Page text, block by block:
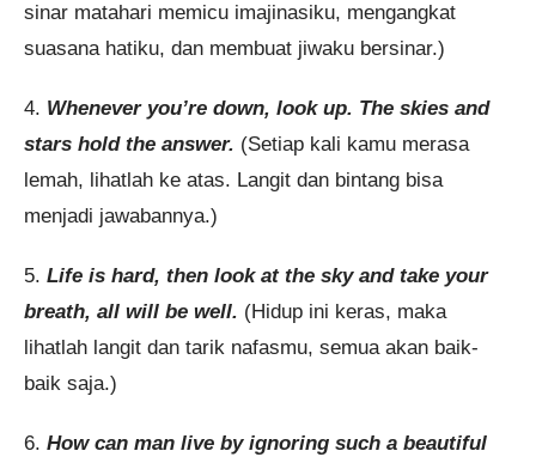
sinar matahari memicu imajinasiku, mengangkat
suasana hatiku, dan membuat jiwaku bersinar.)
4. Whenever you’re down, look up. The skies and
stars hold the answer. (Setiap kali kamu merasa
lemah, lihatlah ke atas. Langit dan bintang bisa
menjadi jawabannya.)
5. Life is hard, then look at the sky and take your
breath, all will be well. (Hidup ini keras, maka
lihatlah langit dan tarik nafasmu, semua akan baik-
baik saja.)
6. How can man live by ignoring such a beautiful